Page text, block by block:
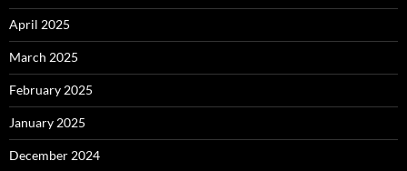
April 2025
March 2025
February 2025
January 2025
December 2024